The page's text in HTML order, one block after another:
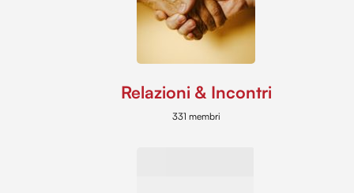
Relazioni & Incontri
331 membri